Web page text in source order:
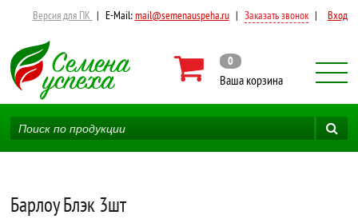
Версия для ПК | E-Mail:mail@semenauspeha.ru | Заказать звонок | Вход
0
Ваша корзина
Барлоу Блэк 3шт